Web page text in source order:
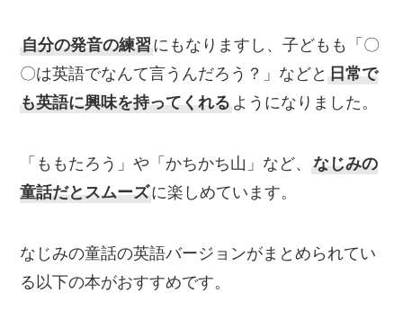
自分の発音の練習 にもなりますし、子どもも「〇
〇は英語でなんて言うんだろう？」などと 日常で
も英語に興味を持ってくれる ようになりました。
「ももたろう」や「かちかち山」など、 なじみの
童話だとスムーズに楽しめています。
なじみの童話の英語バージョンがまとめられてい
る以下の本がおすすめです。